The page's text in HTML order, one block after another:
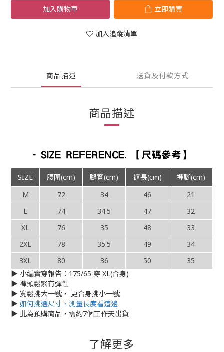
加入購物車 立即購買
加入追蹤清單
商品描述 送貨及付款方式
商品描述
SIZE 腰圍(cm) 腿寬(cm) 褲長(cm)
褲腳(cm)
M
72 34 46
21
L
74 34.5 47
32
XL
76 35 48
33
2XL
78 35.5 49
34
3XL
80 36 50
35
▶︎ 小編實穿報告：175/65 穿 XL(合身)
▶︎ 褲頭鬆緊有彈性
▶︎ 寬鬆挑大一號， 更合身挑小一號
▶︎ 如何挑選尺寸、測量長度看這邊
▶︎ 此為預購商品，需約7個工作天出貨
了解更多